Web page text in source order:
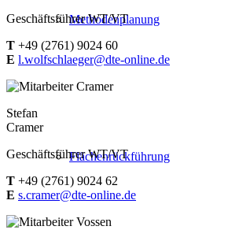
Methodenplanung
Flächenrückführung
Geschäftsführer WT/VT
T +49 (2761) 9024 60
E l.wolfschlaeger@dte-online.de
Stefan
Cramer
Geschäftsführer WT/VT
T +49 (2761) 9024 62
E s.cramer@dte-online.de